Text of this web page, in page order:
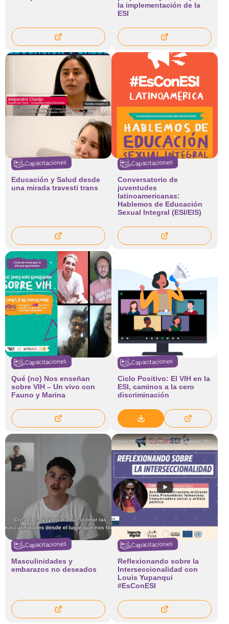
la implementación de la
ESI
Capacitaciones
Educación y Salud desde
una mirada travesti trans
Capacitaciones
Conversatorio de
juventudes
latinoamericanas:
Hablemos de Educación
Sexual Integral (ESI/EIS)
Capacitaciones
Qué (no) Nos enseñan
sobre VIH – Un vivo con
Fauno y Marina
Capacitaciones
Ciclo Positivo: El VIH en la
ESI, caminos a la cero
discriminación
Capacitaciones
Masculinidades y
embarazos no deseados
Capacitaciones
Reflexionando sobre la
Interseccionalidad con
Louis Yupanqui
#EsConESI​